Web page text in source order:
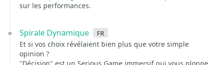
sur les performances.
Spirale Dynamique fr
Et si vos choix révélaient bien plus que votre simple
opinion ?